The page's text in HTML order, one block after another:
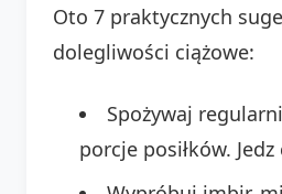
Oto 7 praktycznych
dolegliwości ciążowe:
Spożywaj
porcje posiłków.